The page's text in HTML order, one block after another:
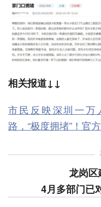
相关报道↓↓
市民反映深圳一万
路，“极度拥堵”！官
龙岗区
4月多部门已